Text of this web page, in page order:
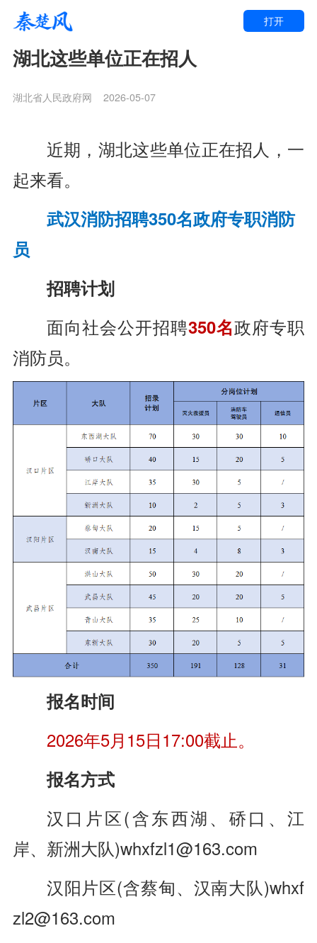
打开
湖北这些单位正在招人
湖北省人民政府网 2026-05-07
近期，湖北这些单位正在招人， 一
起来看。
武汉消防招聘350名政府专职消防
员
招聘计划
面向社会公开招聘350名政府专职
消防员。
报名时间
2026年5月15日17:00截止。
报名方式
汉口片区(含东西湖、硚口、江
岸、新洲大队)whxfzl1@163.com
汉阳片区(含蔡甸、汉南大队)whxf
zl2@163.com